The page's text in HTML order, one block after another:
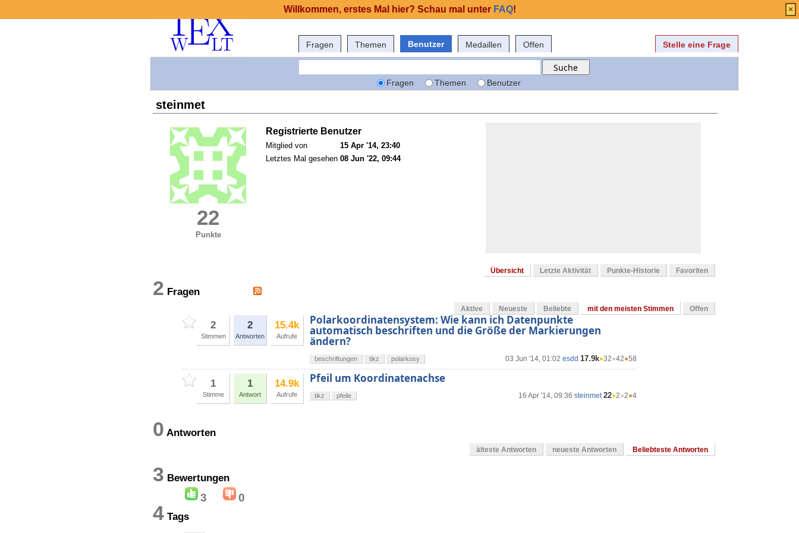
Fragen Themen Benutzer Medaillen Offen Stelle eine Frage
Fragen Themen Benutzer
steinmet
22
Punkte
Registrierte Benutzer
Mitglied von
15 Apr '14, 23:40
Letztes Mal gesehen 08 Jun '22, 09:44
Übersicht Letzte Aktivität Punkte-Historie Favoriten
2 Fragen
Aktive Neueste Beliebte mit den meisten Stimmen Offen
2
Stimmen
2
Antworten
15.4k
Aufrufe
Polarkoordinatensystem: Wie kann ich Datenpunkte
automatisch beschriften und die Größe der Markierungen
ändern?
03 Jun '14, 01:02 esdd 17.9k●32●42●58
beschriftungen tikz polarkosy
1
Stimme
1
Antwort
14.9k
Aufrufe
Pfeil um Koordinatenachse
16 Apr '14, 09:36 steinmet 22●2●2●4
tikz pfeile
0 Antworten
älteste Antworten neueste Antworten Beliebteste Antworten
3 Bewertungen
3 0
4 Tags
Willkommen, erstes Mal hier? Schau mal unter FAQ! ×